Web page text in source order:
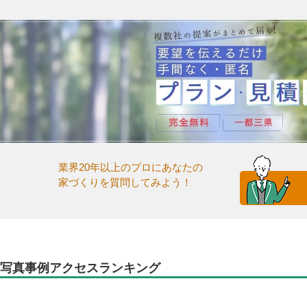
業界20年以上のプロにあなたの
家づくりを質問してみよう！
写真事例アクセスランキング